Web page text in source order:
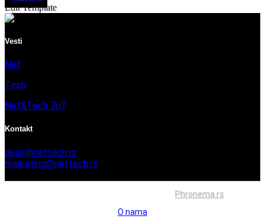
Edit Template
Vesti
Net
Tech
Net&Tech 7u7
Kontakt
desk@nettech.rs
marketing@nettech.rs
Phronema.rs
O nama